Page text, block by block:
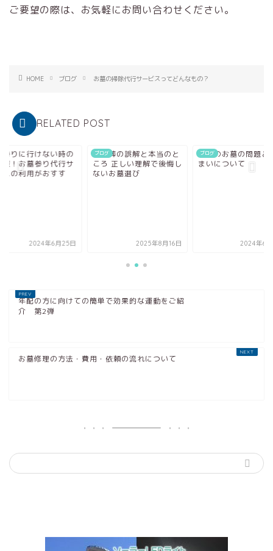
ご要望の際は、お気軽にお問い合わせください。
HOME ブログ お墓の掃除代行サービスってどんなもの？
RELATED POST
参りに行けない時の
策！お墓参り代行サ
スの利用がおすす
2024年6月25日
ブログ
樹木葬の誤解と本当のと
ころ 正しい理解で後悔し
ないお墓選び
2025年8月16日
ブログ
現代のお墓の問題と
まいについて
2024年6
年配の方に向けての簡単で効果的な運動をご紹
介 第2弾
お墓修理の方法・費用・依頼の流れについて